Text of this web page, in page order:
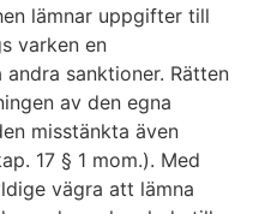
lämnar uppgifter till
varken en
sanktioner. Rätten
av den egna
misstänkta även
17 § 1 mom.). Med
vägra att lämna